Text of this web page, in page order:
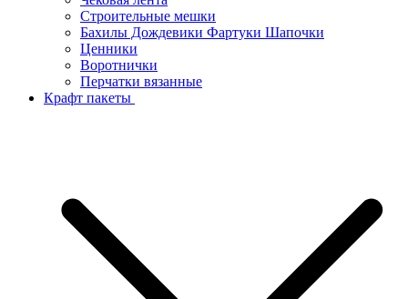
Строительные мешки
Бахилы Дождевики Фартуки Шапочки
Ценники
Воротнички
Перчатки вязанные
Крафт пакеты